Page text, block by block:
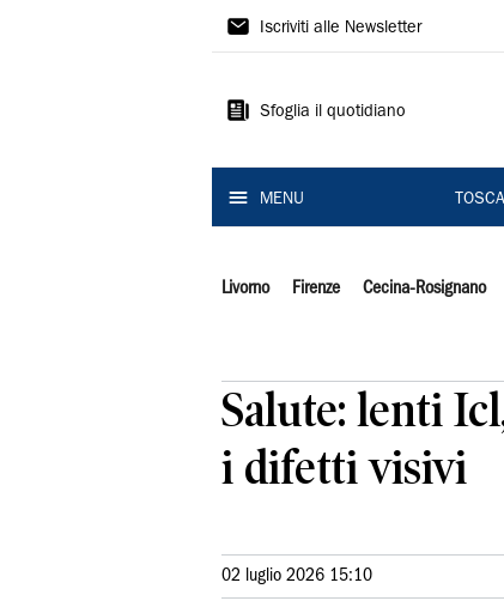
Il
Iscriviti alle Newsletter
Sfoglia il quotidiano
MENU
Livorno Firenze Cecina-Rosignano
Salute: lenti
i difetti visivi
02 luglio 2026 15:10